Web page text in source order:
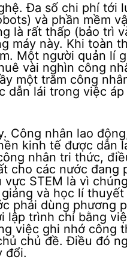
Đa số chi phí tới
và phần mềm
là rất thấp (bảo trì
máy này. Khi toàn
Một người quản lí
vài nghìn công
một trăm công
lái trong việc
Công nhân lao
kinh tế được dẫn
nhân tri thức,
cho các nước đang
STEM là vì
và học lí
phải dùng phương
trình chỉ bằng
việc ghi nhớ công
chủ đề. Điều đó
đổi.